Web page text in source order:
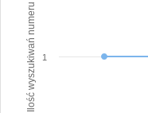
Ilość wyszukiwań numeru 1